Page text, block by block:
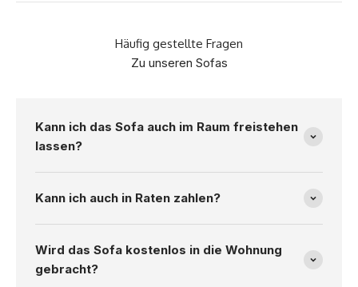
Häufig gestellte Fragen
Zu unseren Sofas
Kann ich das Sofa auch im Raum freistehen
lassen?
Kann ich auch in Raten zahlen?
Wird das Sofa kostenlos in die Wohnung
gebracht?